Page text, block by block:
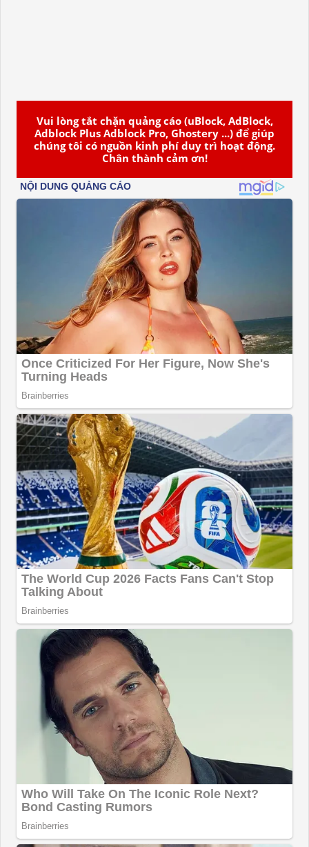
Vui lòng tắt chặn quảng cáo (uBlock, AdBlock,
Adblock Plus Adblock Pro, Ghostery ...) để giúp
chúng tôi có nguồn kinh phí duy trì hoạt động.
Chân thành cảm ơn!